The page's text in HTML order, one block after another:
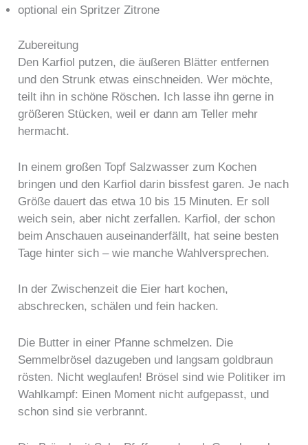
optional ein Spritzer Zitrone
Zubereitung
Den Karfiol putzen, die äußeren Blätter entfernen
und den Strunk etwas einschneiden. Wer möchte,
teilt ihn in schöne Röschen. Ich lasse ihn gerne in
größeren Stücken, weil er dann am Teller mehr
hermacht.
In einem großen Topf Salzwasser zum Kochen
bringen und den Karfiol darin bissfest garen. Je nach
Größe dauert das etwa 10 bis 15 Minuten. Er soll
weich sein, aber nicht zerfallen. Karfiol, der schon
beim Anschauen auseinanderfällt, hat seine besten
Tage hinter sich – wie manche Wahlversprechen.
In der Zwischenzeit die Eier hart kochen,
abschrecken, schälen und fein hacken.
Die Butter in einer Pfanne schmelzen. Die
Semmelbrösel dazugeben und langsam goldbraun
rösten. Nicht weglaufen! Brösel sind wie Politiker im
Wahlkampf: Einen Moment nicht aufgepasst, und
schon sind sie verbrannt.